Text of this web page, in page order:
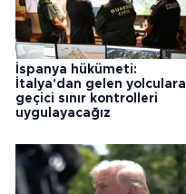
İspanya hükümeti:
İtalya'dan gelen yolculara
geçici sınır kontrolleri
uygulayacağız